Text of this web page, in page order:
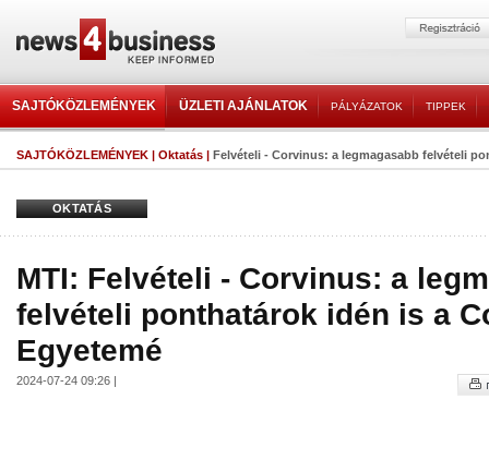
SAJTÓKÖZLEMÉNYEK ÜZLETI AJÁNLATOK PÁLYÁZATOK TIPPEK
SAJTÓKÖZLEMÉNYEK | Oktatás | Felvételi - Corvinus: a legmagasabb felvételi
OKTATÁS
MTI: Felvételi - Corvinus: a
felvételi ponthatárok idén is a
Egyetemé
2024-07-24 09:26 |